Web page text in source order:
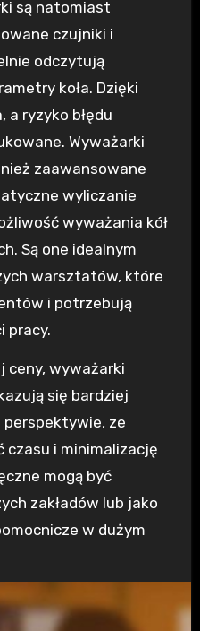
są natomiast
czujniki i
odczytują
koła. Dzięki
ryzyko błędu
Wyważarki
zaawansowane
wyliczanie
wyważania kół
Są one idealnym
warsztatów, które
i potrzebują
pracy.
ceny, wyważarki
się bardziej
perspektywie, ze
czasu i minimalizację
mogą być
zakładów lub jako
w dużym